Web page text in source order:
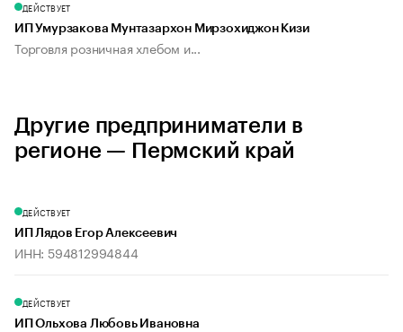
ДЕЙСТВУЕТ
ИП Умурзакова Мунтазархон Мирзохиджон Кизи
Торговля розничная хлебом и...
Другие предприниматели в
регионе — Пермский край
ДЕЙСТВУЕТ
ИП Лядов Егор Алексеевич
ИНН: 594812994844
ДЕЙСТВУЕТ
ИП Ольхова Любовь Ивановна